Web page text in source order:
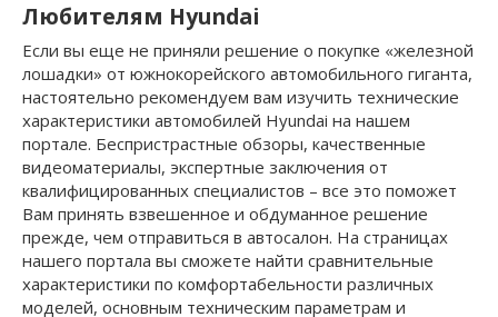
Любителям Hyundai
Если вы еще не приняли решение о покупке «железной
лошадки» от южнокорейского автомобильного гиганта,
настоятельно рекомендуем вам изучить технические
характеристики автомобилей Hyundai на нашем
портале. Беспристрастные обзоры, качественные
видеоматериалы, экспертные заключения от
квалифицированных специалистов – все это поможет
Вам принять взвешенное и обдуманное решение
прежде, чем отправиться в автосалон. На страницах
нашего портала вы сможете найти сравнительные
характеристики по комфортабельности различных
моделей, основным техническим параметрам и